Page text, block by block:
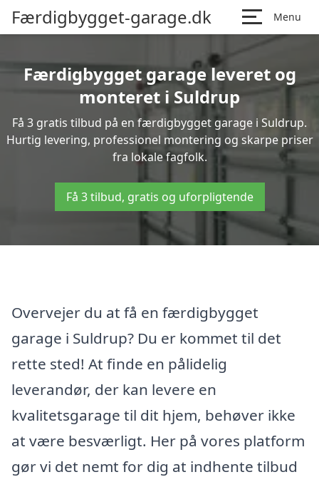
Færdigbygget-garage.dk Menu
Færdigbygget garage leveret og
monteret i Suldrup
Få 3 gratis tilbud på en færdigbygget garage i Suldrup.
Hurtig levering, professionel montering og skarpe priser
fra lokale fagfolk.
Få 3 tilbud, gratis og uforpligtende
Overvejer du at få en færdigbygget
garage i Suldrup? Du er kommet til det
rette sted! At finde en pålidelig
leverandør, der kan levere en
kvalitetsgarage til dit hjem, behøver ikke
at være besværligt. Her på vores platform
gør vi det nemt for dig at indhente tilbud